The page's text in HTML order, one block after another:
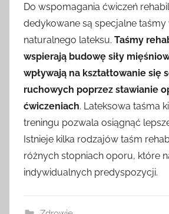
Do wspomagania ćwiczeń
dedykowane są specjalne taśmy
naturalnego lateksu. Taśmy
wspierają budowę siły
wpływają na kształtowanie się
ruchowych poprzez stawianie
ćwiczeniach. Lateksowa taśma
treningu pozwala osiągnąć
Istnieje kilka rodzajów taśm
różnych stopniach oporu, które
indywidualnych predyspozycji.